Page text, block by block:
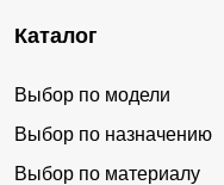
Каталог
Выбор по модели
Выбор по назначению
Выбор по материалу